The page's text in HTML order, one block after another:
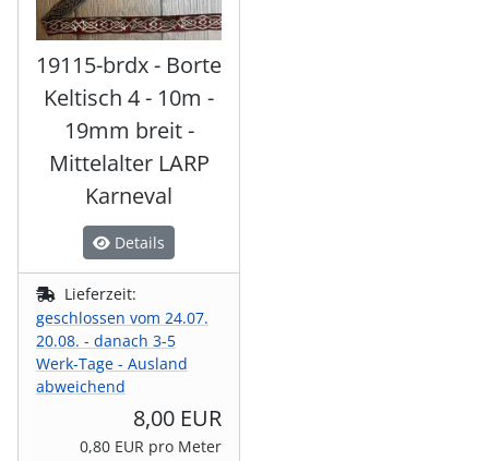
19115-brdx - Borte
Keltisch 4 - 10m -
19mm breit -
Mittelalter LARP
Karneval
Details
Lieferzeit:
geschlossen vom 24.07.
20.08. - danach 3-5
Werk-Tage - Ausland
abweichend
8,00 EUR
0,80 EUR pro Meter